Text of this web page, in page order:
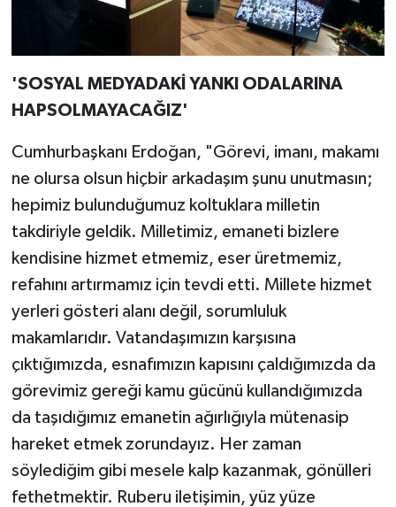
'SOSYAL MEDYADAKİ YANKI ODALARINA
HAPSOLMAYACAĞIZ'
Cumhurbaşkanı Erdoğan, "Görevi, imanı, makamı
ne olursa olsun hiçbir arkadaşım şunu unutmasın;
hepimiz bulunduğumuz koltuklara milletin
takdiriyle geldik. Milletimiz, emaneti bizlere
kendisine hizmet etmemiz, eser üretmemiz,
refahını artırmamız için tevdi etti. Millete hizmet
yerleri gösteri alanı değil, sorumluluk
makamlarıdır. Vatandaşımızın karşısına
çıktığımızda, esnafımızın kapısını çaldığımızda da
görevimiz gereği kamu gücünü kullandığımızda
da taşıdığımız emanetin ağırlığıyla mütenasip
hareket etmek zorundayız. Her zaman
söylediğim gibi mesele kalp kazanmak, gönülleri
fethetmektir. Ruberu iletişimin, yüz yüze